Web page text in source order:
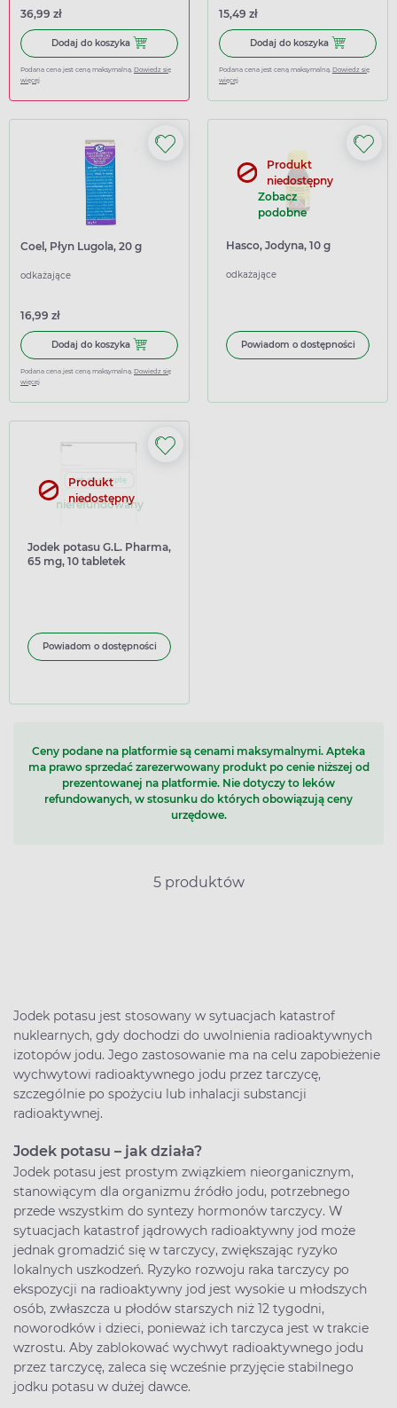
36,99 zł
Dodaj do koszyka Dodaj do koszyka Ibuprom Max Sprint, 40 kapsułek
Podana cena jest ceną maksymalną. Dowiedz się
więcej
15,49 zł
Dodaj do koszyka Dodaj do
Podana cena jest ceną maksymalną. Dowiedz się
więcej
Coel, Płyn Lugola, 20 g
odkażające
16,99 zł
Dodaj do koszyka Dodaj do koszyka Coel, Płyn Lugola, 20 g
Podana cena jest ceną maksymalną. Dowiedz się
więcej
Produkt
niedostępny
Zobacz
podobne
Hasco, Jodyna, 10 g
odkażające
Powiadom o dostępności
nierefundowany
Produkt
niedostępny
Jodek potasu G.L. Pharma,
65 mg, 10 tabletek
Powiadom o dostępności
Ceny podane na platformie są cenami maksymalnymi. Apteka
ma prawo sprzedać zarezerwowany produkt po cenie niższej od
prezentowanej na platformie. Nie dotyczy to leków
refundowanych, w stosunku do których obowiązują ceny
urzędowe.
5 produktów
Jodek potasu jest stosowany w sytuacjach katastrof
nuklearnych, gdy dochodzi do uwolnienia radioaktywnych
izotopów jodu. Jego zastosowanie ma na celu zapobieżenie
wychwytowi radioaktywnego jodu przez tarczycę,
szczególnie po spożyciu lub inhalacji substancji
radioaktywnej.
Jodek potasu – jak działa?
Jodek potasu jest prostym związkiem nieorganicznym,
stanowiącym dla organizmu źródło jodu, potrzebnego
przede wszystkim do syntezy hormonów tarczycy. W
sytuacjach katastrof jądrowych radioaktywny jod może
jednak gromadzić się w tarczycy, zwiększając ryzyko
lokalnych uszkodzeń. Ryzyko rozwoju raka tarczycy po
ekspozycji na radioaktywny jod jest wysokie u młodszych
osób, zwłaszcza u płodów starszych niż 12 tygodni,
noworodków i dzieci, ponieważ ich tarczyca jest w trakcie
wzrostu. Aby zablokować wychwyt radioaktywnego jodu
przez tarczycę, zaleca się wcześnie przyjęcie stabilnego
jodku potasu w dużej dawce.